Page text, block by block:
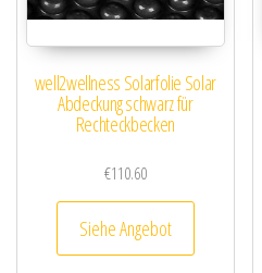
well2wellness Solarfolie Solar
Abdeckung schwarz für
Rechteckbecken
€110.60
Siehe Angebot